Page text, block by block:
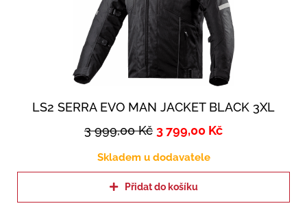
LS2 SERRA EVO MAN JACKET BLACK 3XL
3 999,00Kč 3 799,00 Kč
Skladem u dodavatele
Přidat do košíku